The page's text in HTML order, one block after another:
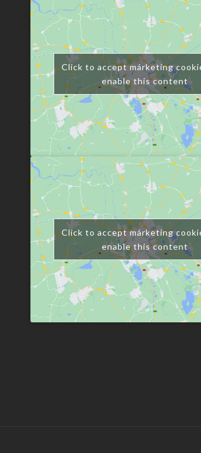
Click to accept márketing
enable this content
Click to accept márketing
enable this content